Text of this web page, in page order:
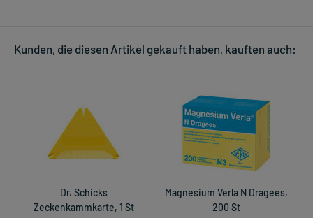
Kunden, die diesen Artikel gekauft haben, kauften auch:
Dr. Schicks
Zeckenkammkarte, 1 St
Magnesium Verla N Dragees,
200 St